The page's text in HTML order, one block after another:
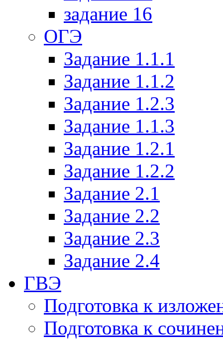
задание 16
ОГЭ
Задание 1.1.1
Задание 1.1.2
Задание 1.2.3
Задание 1.1.3
Задание 1.2.1
Задание 1.2.2
Задание 2.1
Задание 2.2
Задание 2.3
Задание 2.4
ГВЭ
Подготовка к
Подготовка к